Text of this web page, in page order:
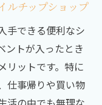
成功させる秘
ク！ネイルチ
プデザインと
ルチップショップ
手できる便利なシ
ントが入ったとき
リットです。特に
仕事帰りや買い物